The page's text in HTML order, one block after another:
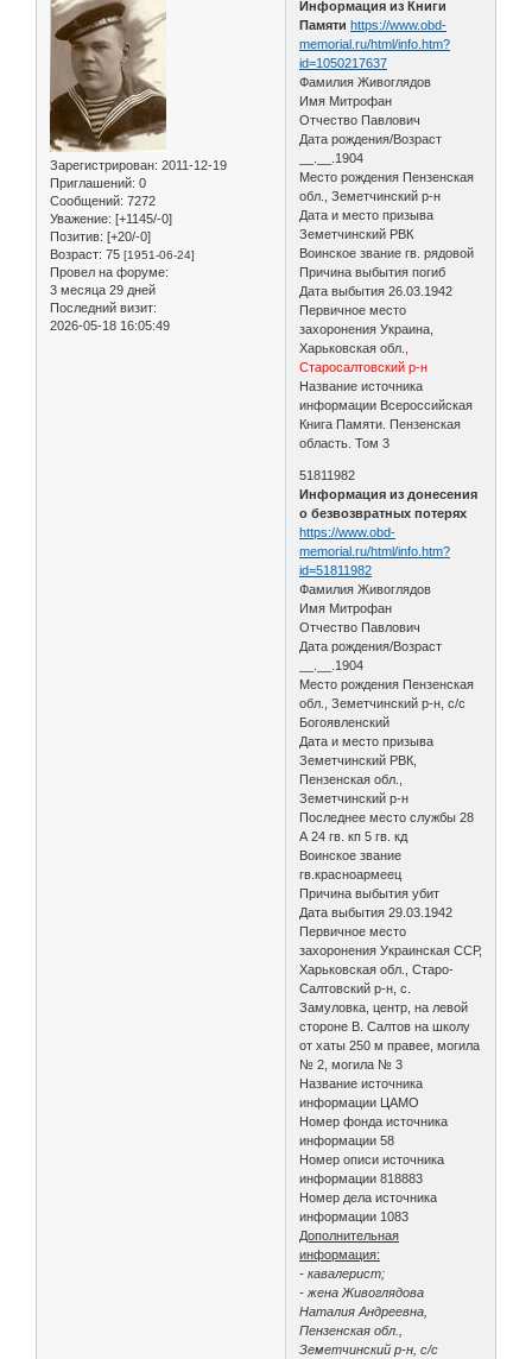
Зарегистрирован: 2011-12-19
Приглашений: 0
Сообщений: 7272
Уважение: [+1145/-0]
Позитив: [+20/-0]
Возраст: 75 [1951-06-24]
Провел на форуме:
3 месяца 29 дней
Последний визит:
2026-05-18 16:05:49
Информация из Книги
Памяти https://www.obd-
memorial.ru/html/info.htm?
id=1050217637
Фамилия Живоглядов
Имя Митрофан
Отчество Павлович
Дата рождения/Возраст
__.__.1904
Место рождения Пензенская
обл., Земетчинский р-н
Дата и место призыва
Земетчинский РВК
Воинское звание гв. рядовой
Причина выбытия погиб
Дата выбытия 26.03.1942
Первичное место
захоронения Украина,
Харьковская обл.
Старосалтовский р-н
Название источника
информации Всероссийская
Книга Памяти. Пензенская
область. Том 3
51811982
Информация из донесения
о безвозвратных потерях
https://www.obd-
memorial.ru/html/info.htm?
id=51811982
Фамилия Живоглядов
Имя Митрофан
Отчество Павлович
Дата рождения/Возраст
__.__.1904
Место рождения Пензенская
обл., Земетчинский р-н, с/с
Богоявленский
Дата и место призыва
Земетчинский РВК,
Пензенская обл.,
Земетчинский р-н
Последнее место службы 28
А 24 гв. кп 5 гв. кд
Воинское звание
гв.красноармеец
Причина выбытия убит
Дата выбытия 29.03.1942
Первичное место
захоронения Украинская ССР,
Харьковская обл., Старо-
Салтовский р-н, с.
Замуловка, центр, на левой
стороне В. Салтов на школу
от хаты 250 м правее, могила
№ 2, могила № 3
Название источника
информации ЦАМО
Номер фонда источника
информации 58
Номер описи источника
информации 818883
Номер дела источника
информации 1083
Дополнительная
информация:
- кавалерист;
- жена Живоглядова
Наталия Андреевна,
Пензенская обл.,
Земетчинский р-н, с/с